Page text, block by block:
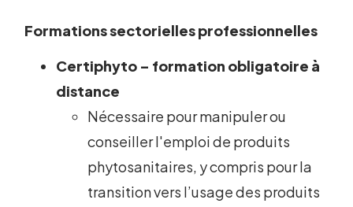
Formations sectorielles professionnelles
Certiphyto – formation obligatoire à
distance
Nécessaire pour manipuler ou
conseiller l'emploi de produits
phytosanitaires, y compris pour la
transition vers l’usage des produits